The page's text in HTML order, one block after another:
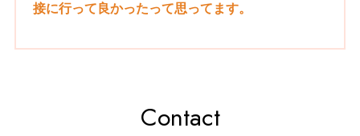
接に行って良かったって思ってます。
Contact